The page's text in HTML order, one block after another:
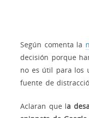
Según comenta la
decisión porque
no es útil para los
fuente de
Aclaran que la